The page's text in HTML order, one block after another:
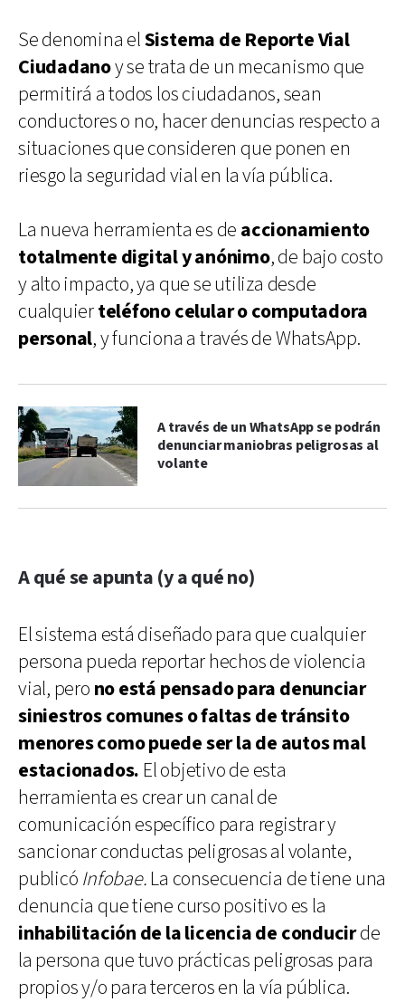
Se denomina elSistema de Reporte Vial
Ciudadanoy se trata de un mecanismo que
permitirá a todos los ciudadanos, sean
conductores o no, hacer denuncias respecto a
situaciones que consideren que ponen en
riesgo la seguridad vial en la vía pública.
La nueva herramienta es de accionamiento
totalmente digital y anónimo, de bajo costo
y alto impacto, ya que se utiliza desde
cualquierteléfono celular o computadora
personal, y funciona a través de WhatsApp.
A través de un WhatsApp se podrán
denunciar maniobras peligrosas al
volante
A qué se apunta (y a qué no)
El sistema está diseñado para que cualquier
persona pueda reportar hechos de violencia
vial, pero no está pensado para denunciar
siniestros comunes o faltas de tránsito
menores como puede ser la de autos mal
estacionados. El objetivo de esta
herramienta es crear un canal de
comunicación específico para registrar y
sancionar conductas peligrosas al volante,
publicó Infobae.La consecuencia de tiene una
denuncia que tiene curso positivo es la
inhabilitación de la licencia de conducirde
la persona que tuvo prácticas peligrosas para
propios y/o para terceros en la vía pública.